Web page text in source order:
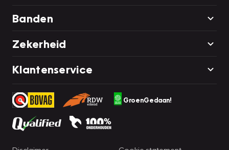
Banden
Zekerheid
Klantenservice
GroenGedaan!